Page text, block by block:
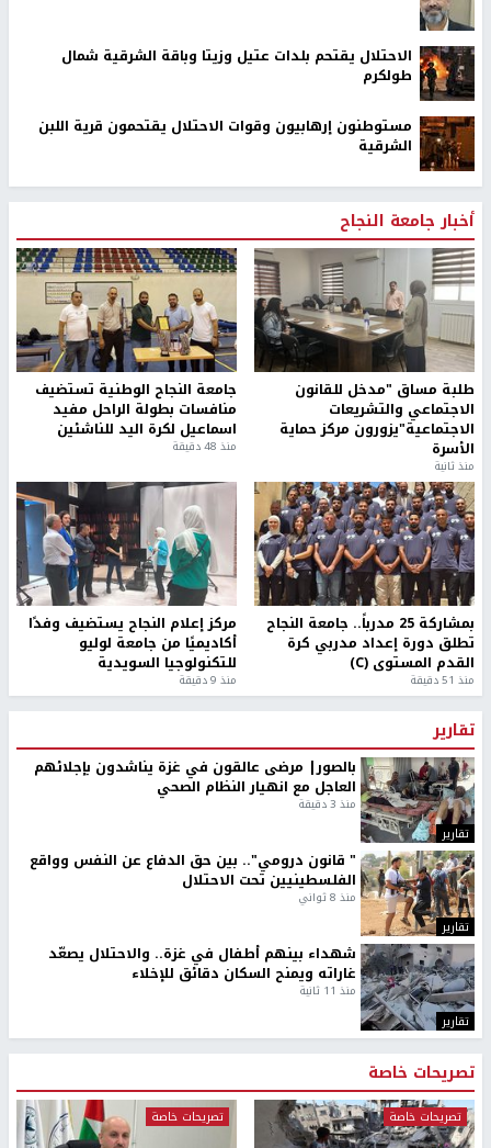
الاحتلال يقتحم بلدات عتيل وزيتا وباقة الشرقية شمال
طولكرم
مستوطنون إرهابيون وقوات الاحتلال يقتحمون قرية اللبن
الشرقية
أخبار جامعة النجاح
طلبة مساق "مدخل للقانون
الاجتماعي والتشريعات
الاجتماعية"يزورون مركز حماية
الأسرة
منذ ثانية
جامعة النجاح الوطنية تستضيف
منافسات بطولة الراحل مفيد
اسماعيل لكرة اليد للناشئين
منذ 48 دقيقة
بمشاركة 25 مدرباً.. جامعة النجاح
تطلق دورة إعداد مدربي كرة
القدم المستوى (C)
منذ 51 دقيقة
مركز إعلام النجاح يستضيف وفدًا
أكاديميًا من جامعة لوليو
للتكنولوجيا السويدية
منذ 9 دقيقة
تقارير
تقارير
بالصور| مرضى عالقون في غزة يناشدون بإجلائهم
العاجل مع انهيار النظام الصحي
منذ 3 دقيقة
تقارير
" قانون درومي".. بين حق الدفاع عن النفس وواقع
الفلسطينيين تحت الاحتلال
منذ 8 ثواني
تقارير
شهداء بينهم أطفال في غزة.. والاحتلال يصعّد
غاراته ويمنح السكان دقائق للإخلاء
منذ 11 ثانية
تصريحات خاصة
تصريحات خاصة تصريحات خاصة